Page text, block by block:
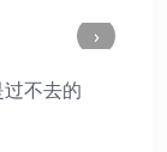
›
不去的